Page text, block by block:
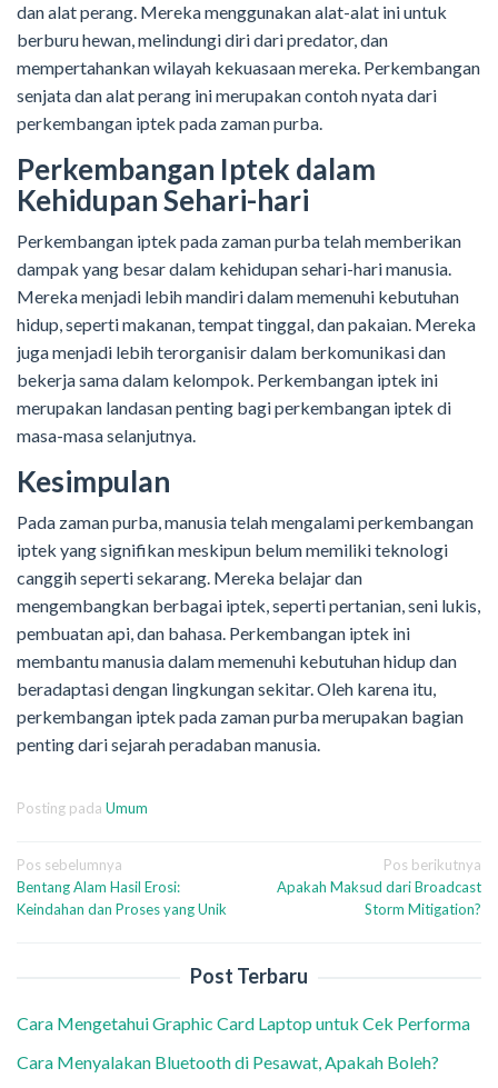
dan alat perang. Mereka menggunakan alat-alat ini untuk
berburu hewan, melindungi diri dari predator, dan
mempertahankan wilayah kekuasaan mereka. Perkembangan
senjata dan alat perang ini merupakan contoh nyata dari
perkembangan iptek pada zaman purba.
Perkembangan Iptek dalam
Kehidupan Sehari-hari
Perkembangan iptek pada zaman purba telah memberikan
dampak yang besar dalam kehidupan sehari-hari manusia.
Mereka menjadi lebih mandiri dalam memenuhi kebutuhan
hidup, seperti makanan, tempat tinggal, dan pakaian. Mereka
juga menjadi lebih terorganisir dalam berkomunikasi dan
bekerja sama dalam kelompok. Perkembangan iptek ini
merupakan landasan penting bagi perkembangan iptek di
masa-masa selanjutnya.
Kesimpulan
Pada zaman purba, manusia telah mengalami perkembangan
iptek yang signifikan meskipun belum memiliki teknologi
canggih seperti sekarang. Mereka belajar dan
mengembangkan berbagai iptek, seperti pertanian, seni lukis,
pembuatan api, dan bahasa. Perkembangan iptek ini
membantu manusia dalam memenuhi kebutuhan hidup dan
beradaptasi dengan lingkungan sekitar. Oleh karena itu,
perkembangan iptek pada zaman purba merupakan bagian
penting dari sejarah peradaban manusia.
Posting pada Umum
Navigasi
pos
Pos sebelumnya
Bentang Alam Hasil Erosi:
Keindahan dan Proses yang Unik
Pos berikutnya
Apakah Maksud dari Broadcast
Storm Mitigation?
Post Terbaru
Cara Mengetahui Graphic Card Laptop untuk Cek Performa
Cara Menyalakan Bluetooth di Pesawat, Apakah Boleh?